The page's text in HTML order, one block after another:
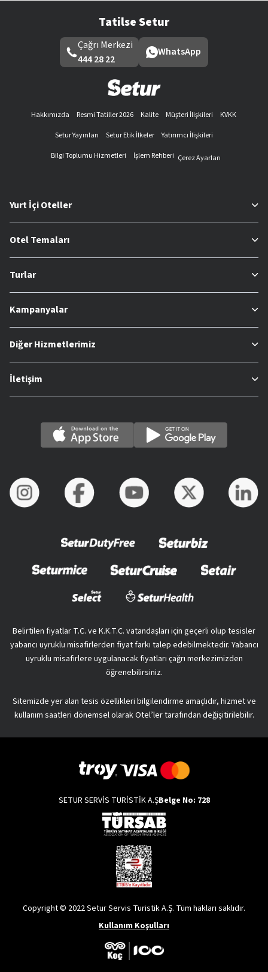
Tatilse Setur
Çağrı Merkezi
444 28 22
WhatsApp
Hakkımızda Resmi Tatiller 2026 Kalite Müşteri İlişkileri
KVKK
Setur Yayınları
Setur Etik İlkeler
Yatırımcı İlişkileri
Bilgi Toplumu Hizmetleri
İşlem Rehberi Çerez Ayarları
Yurt İçi Oteller
Otel Temaları
Turlar
Kampanyalar
Diğer Hizmetlerimiz
İletişim
Belirtilen fiyatlar T.C. ve K.K.T.C. vatandaşları için geçerli olup tesisler
yabancı uyruklu misafirlerden fiyat farkı talep edebilmektedir. Yabancı
uyruklu misafirlere uygulanacak fiyatları çağrı merkezimizden
öğrenebilirsiniz.
Sitemizde yer alan tesis özellikleri bilgilendirme amaçlıdır, hizmet ve
kullanım saatleri dönemsel olarak Otel’ler tarafından değişitirilebilir.
SETUR SERVİS TURİSTİK A.ŞBelge No: 728
Copyright © 2022 Setur Servis Turistik A.Ş. Tüm hakları saklıdır.
Kullanım Koşulları